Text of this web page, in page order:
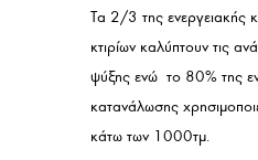
Τα 2/3 της ενεργειακής
κτιρίων καλύπτουν τις
ψύξης ενώ το 80% της
κατανάλωσης
κάτω των 1000τμ.